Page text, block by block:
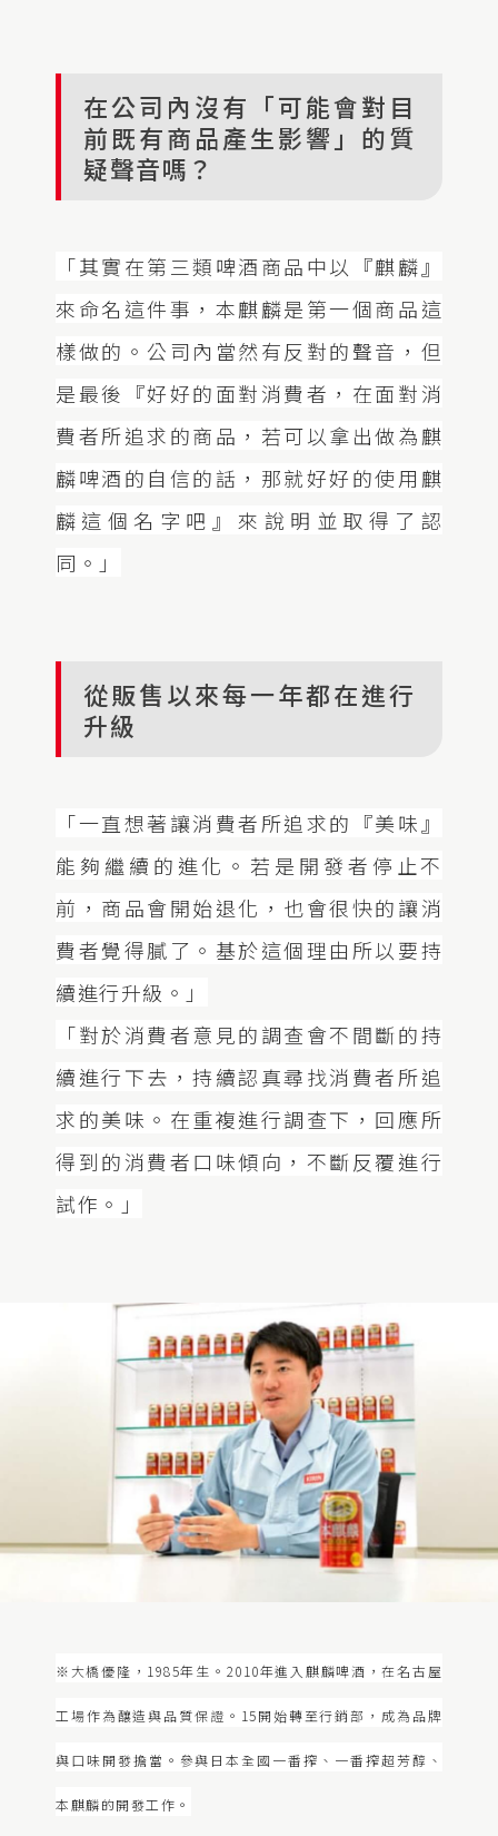
在公司內沒有「可能會對目
前既有商品產生影響」的質
疑聲音嗎？
「其實在第三類啤酒商品中以『麒麟』
來命名這件事，本麒麟是第一個商品這
樣做的。公司內當然有反對的聲音，但
是最後『好好的面對消費者，在面對消
費者所追求的商品，若可以拿出做為麒
麟啤酒的自信的話，那就好好的使用麒
麟這個名字吧』來說明並取得了認
同。」
從販售以來每一年都在進行
升級
「一直想著讓消費者所追求的『美味』
能夠繼續的進化。若是開發者停止不
前，商品會開始退化，也會很快的讓消
費者覺得膩了。基於這個理由所以要持
續進行升級。」
「對於消費者意見的調查會不間斷的持
續進行下去，持續認真尋找消費者所追
求的美味。在重複進行調查下，回應所
得到的消費者口味傾向，不斷反覆進行
試作。」
※大橋優隆，1985年生。2010年進入麒麟啤酒，在名古屋
工場作為釀造與品質保證。15開始轉至行銷部，成為品牌
與口味開發擔當。參與日本全國一番搾、一番搾超芳醇、
本麒麟的開發工作。